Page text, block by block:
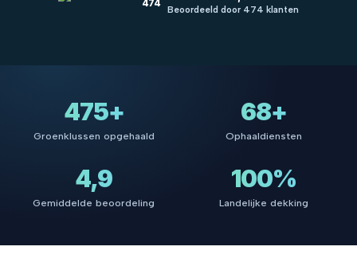
474
Beoordeeld door 474 klanten
475+
Groenklussen opgehaald
68+
Ophaaldiensten
4,9
Gemiddelde beoordeling
100%
Landelijke dekking